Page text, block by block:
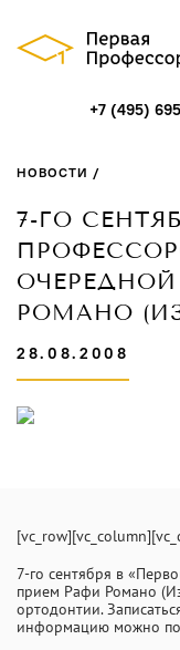
+7 (495)
НОВОСТИ /
7-ГО
РОМАНО
28.08.2008
7-го сентября в
прием Рафи Романо
ортодонтии.
информацию можно